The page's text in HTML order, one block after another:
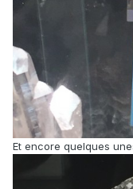
Et encore quelques